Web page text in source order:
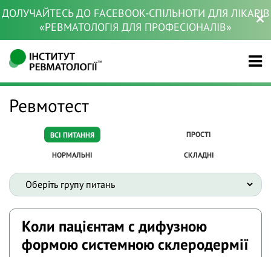
ДОЛУЧАЙТЕСЬ ДО FACEBOOK-СПІЛЬНОТИ ДЛЯ ЛІКАРІВ
«РЕВМАТОЛОГІЯ ДЛЯ ПРОФЕСІОНАЛІВ»
Ревмотест
ВСІ ПИТАННЯ ПРОСТІ
НОРМАЛЬНІ СКЛАДНІ
Коли пацієнтам с дифузною
формою системною склеродермії